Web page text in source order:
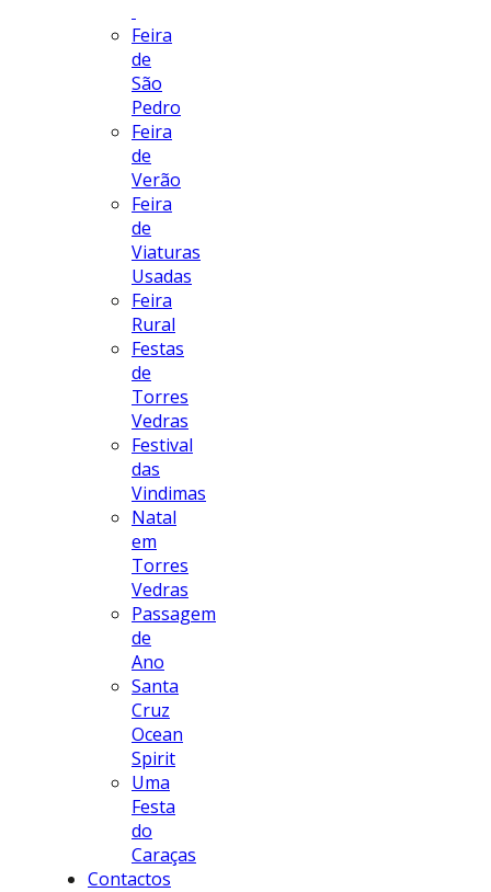
Feira
de
São
Pedro
Feira
de
Verão
Feira
de
Viaturas
Usadas
Feira
Rural
Festas
de
Torres
Vedras
Festival
das
Vindimas
Natal
em
Torres
Vedras
Passagem
de
Ano
Santa
Cruz
Ocean
Spirit
Uma
Festa
do
Caraças
Contactos